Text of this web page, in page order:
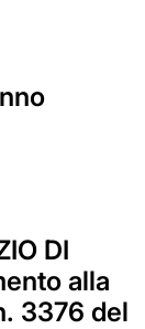
DI
alla
3376 del